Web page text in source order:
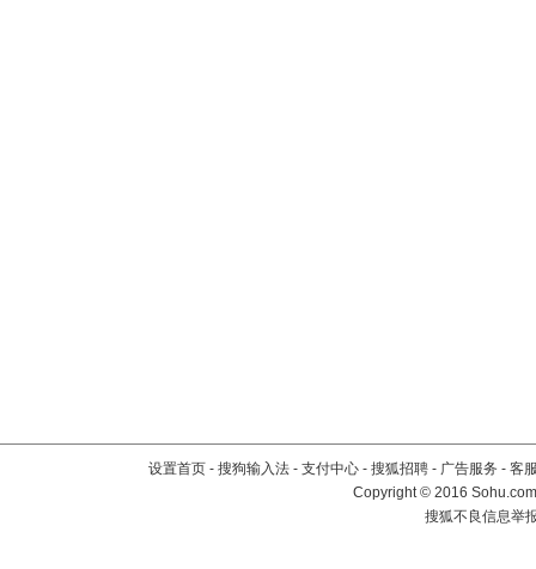
设置首页 - 搜狗输入法 - 支付中心 - 搜狐招聘 - 广告服务 - 客
Copyright©2016
搜狐不良信息举